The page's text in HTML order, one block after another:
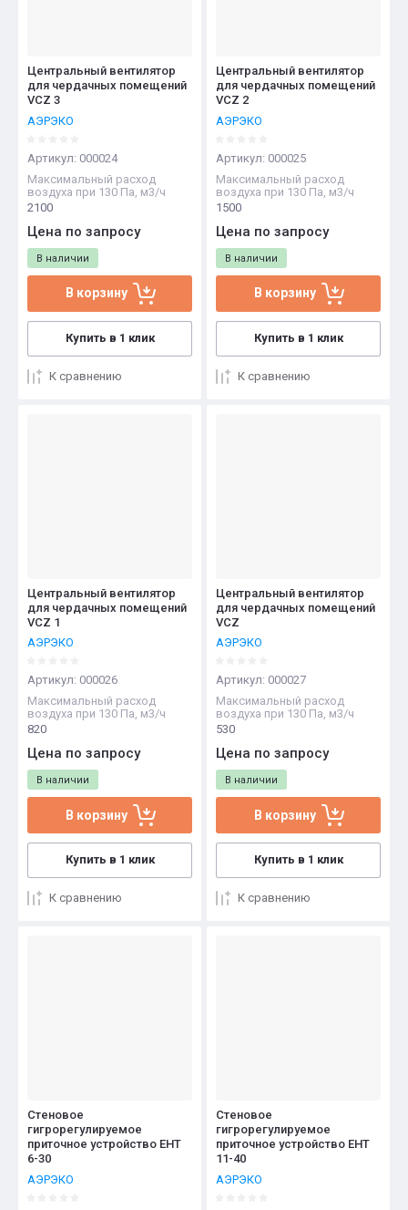
Центральный вентилятор
для чердачных помещений
VCZ 3
АЭРЭКО
Артикул: 000024
Максимальный расход
воздуха при 130 Па, м3/ч
2100
В наличии
Цена по запросу
В корзину
Купить в 1 клик
К сравнению
Центральный вентилятор
для чердачных помещений
VCZ 2
АЭРЭКО
Артикул: 000025
Максимальный расход
воздуха при 130 Па, м3/ч
1500
В наличии
Цена по запросу
В корзину
Купить в 1 клик
К сравнению
Центральный вентилятор
для чердачных помещений
VCZ 1
АЭРЭКО
Артикул: 000026
Максимальный расход
воздуха при 130 Па, м3/ч
820
В наличии
Цена по запросу
В корзину
Купить в 1 клик
К сравнению
Центральный вентилятор
для чердачных помещений
VCZ
АЭРЭКО
Артикул: 000027
Максимальный расход
воздуха при 130 Па, м3/ч
530
В наличии
Цена по запросу
В корзину
Купить в 1 клик
К сравнению
Стеновое
гигрорегулируемое
приточное устройство EHT
6-30
АЭРЭКО
Стеновое
гигрорегулируемое
приточное устройство EHT
11-40
АЭРЭКО